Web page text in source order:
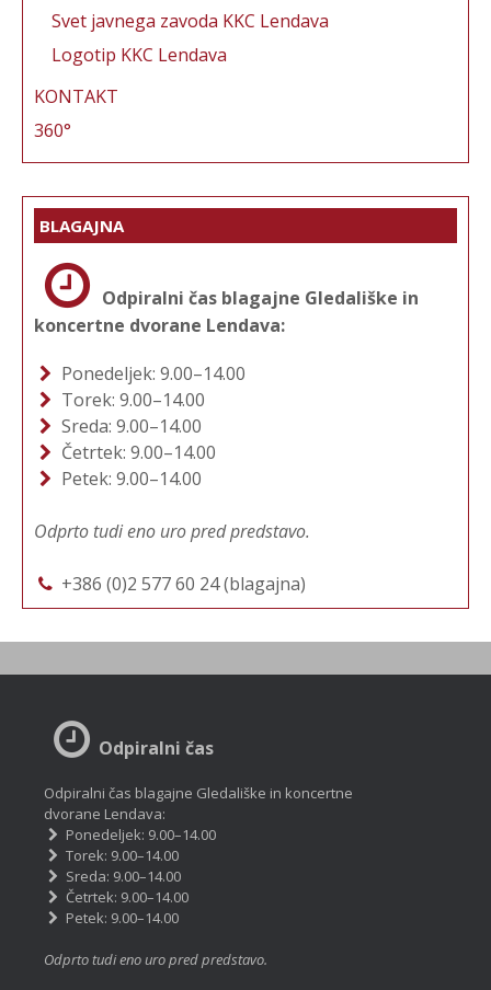
Svet javnega zavoda KKC Lendava
Logotip KKC Lendava
KONTAKT
360°
BLAGAJNA
Odpiralni čas blagajne Gledališke in
koncertne dvorane Lendava:
Ponedeljek: 9.00–14.00
Torek: 9.00–14.00
Sreda: 9.00–14.00
Četrtek: 9.00–14.00
Petek: 9.00–14.00
Odprto tudi eno uro pred predstavo.
+386 (0)2 577 60 24 (blagajna)
Odpiralni čas
Odpiralni čas blagajne Gledališke in koncertne
dvorane Lendava:
Ponedeljek: 9.00–14.00
Torek: 9.00–14.00
Sreda: 9.00–14.00
Četrtek: 9.00–14.00
Petek: 9.00–14.00
Odprto tudi eno uro pred predstavo.